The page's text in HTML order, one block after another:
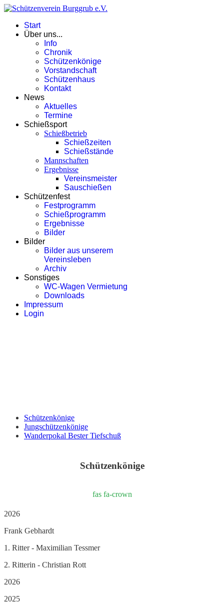
Start
Über uns...
Info
Chronik
Schützenkönige
Vorstandschaft
Schützenhaus
Kontakt
News
Aktuelles
Termine
Schießsport
Schießbetrieb
Schießzeiten
Schießstände
Mannschaften
Ergebnisse
Vereinsmeister
Sauschießen
Schützenfest
Festprogramm
Schießprogramm
Ergebnisse
Bilder
Bilder
Bilder aus unserem
Vereinsleben
Archiv
Sonstiges
WC-Wagen Vermietung
Downloads
Impressum
Login
Schützenkönige
Jungschützenkönige
Wanderpokal Bester Tiefschuß
Schützenkönige
fas fa-crown
2026
Frank Gebhardt
1. Ritter - Maximilian Tessmer
2. Ritterin - Christian Rott
2026
2025